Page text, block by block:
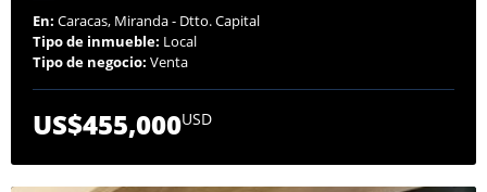
En: Caracas, Miranda - Dtto. Capital
Tipo de inmueble: Local
Tipo de negocio: Venta
US$455,000USD